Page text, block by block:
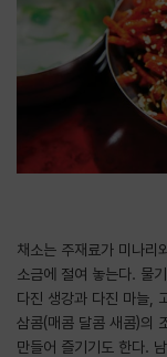
채소는 주재료가 미나
소금에 절여 놓는다. 물
다진 생강과 다진 마늘,
삼콤(매콤 달콤 새콤)의
만들어 즐기기도 한다.